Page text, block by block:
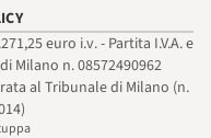
euro i.v. - Partita I.V.A. e
Milano n. 08572490962
al Tribunale di Milano (n.